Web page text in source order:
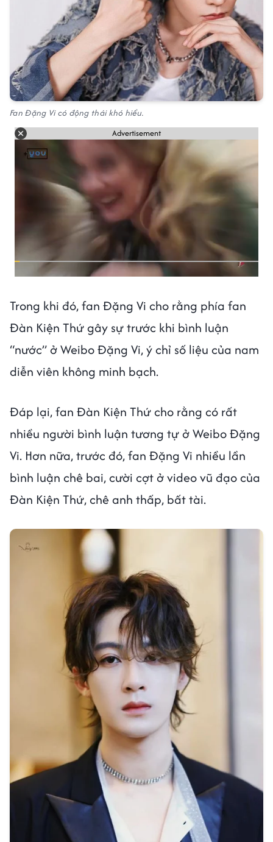
Fan Đặng Vi có động thái khó hiểu.
Advertisement
Trong khi đó, fan Đặng Vi cho rằng phía fan
Đàn Kiện Thứ gây sự trước khi bình luận
“nước” ở Weibo Đặng Vi, ý chỉ số liệu của nam
diễn viên không minh bạch.
Đáp lại, fan Đàn Kiện Thứ cho rằng có rất
nhiều người bình luận tương tự ở Weibo Đặng
Vi. Hơn nữa, trước đó, fan Đặng Vi nhiều lần
bình luận chê bai, cười cợt ở video vũ đạo của
Đàn Kiện Thứ, chê anh thấp, bất tài.